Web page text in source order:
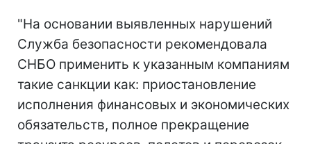
"На основании выявленных нарушений
Служба безопасности рекомендовала
СНБО применить к указанным компаниям
такие санкции как: приостановление
исполнения финансовых и экономических
обязательств, полное прекращение